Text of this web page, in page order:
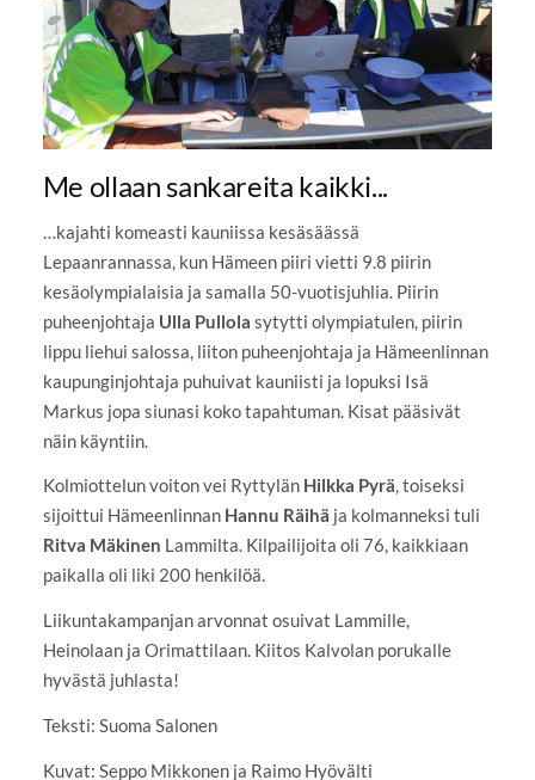
Me ollaan sankareita kaikki...
…kajahti komeasti kauniissa kesäsäässä
Lepaanrannassa, kun Hämeen piiri vietti 9.8 piirin
kesäolympialaisia ja samalla 50-vuotisjuhlia. Piirin
puheenjohtaja Ulla Pullola sytytti olympiatulen, piirin
lippu liehui salossa, liiton puheenjohtaja ja Hämeenlinnan
kaupunginjohtaja puhuivat kauniisti ja lopuksi Isä
Markus jopa siunasi koko tapahtuman. Kisat pääsivät
näin käyntiin.
Kolmiottelun voiton vei Ryttylän Hilkka Pyrä, toiseksi
sijoittui Hämeenlinnan Hannu Räihä ja kolmanneksi tuli
Ritva Mäkinen Lammilta. Kilpailijoita oli 76, kaikkiaan
paikalla oli liki 200 henkilöä.
Liikuntakampanjan arvonnat osuivat Lammille,
Heinolaan ja Orimattilaan. Kiitos Kalvolan porukalle
hyvästä juhlasta!
Teksti: Suoma Salonen
Kuvat: Seppo Mikkonen ja Raimo Hyövälti